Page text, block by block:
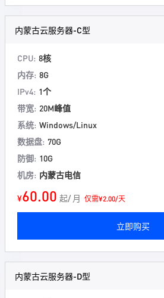
内蒙古云服务器-C型
CPU: 8核
内存: 8G
IPv4: 1个
带宽: 20M峰值
系统: Windows/Linux
数据盘: 70G
防御: 10G
机房: 内蒙古电信
¥60.00 起/ 月 仅需¥2.00/天
立即购买
内蒙古云服务器-D型